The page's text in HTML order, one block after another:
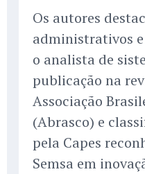
Os autores
administrativos
o analista de
publicação na
Associação
(Abrasco) e
pela Capes
Semsa em